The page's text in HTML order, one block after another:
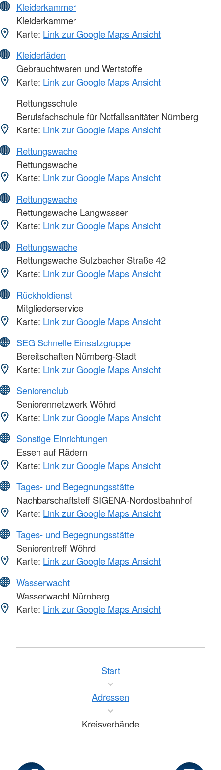
Kleiderkammer
Kleiderkammer
Karte: Link zur Google Maps Ansicht
Kleiderläden
Gebrauchtwaren und Wertstoffe
Karte: Link zur Google Maps Ansicht
Rettungsschule
Berufsfachschule für Notfallsanitäter Nürnberg
Karte: Link zur Google Maps Ansicht
Rettungswache
Rettungswache
Karte: Link zur Google Maps Ansicht
Rettungswache
Rettungswache Langwasser
Karte: Link zur Google Maps Ansicht
Rettungswache
Rettungswache Sulzbacher Straße 42
Karte: Link zur Google Maps Ansicht
Rückholdienst
Mitgliederservice
Karte: Link zur Google Maps Ansicht
SEG Schnelle Einsatzgruppe
Bereitschaften Nürnberg-Stadt
Karte: Link zur Google Maps Ansicht
Seniorenclub
Seniorennetzwerk Wöhrd
Karte: Link zur Google Maps Ansicht
Sonstige Einrichtungen
Essen auf Rädern
Karte: Link zur Google Maps Ansicht
Tages- und Begegnungsstätte
Nachbarschaftsteff SIGENA-Nordostbahnhof
Karte: Link zur Google Maps Ansicht
Tages- und Begegnungsstätte
Seniorentreff Wöhrd
Karte: Link zur Google Maps Ansicht
Wasserwacht
Wasserwacht Nürnberg
Karte: Link zur Google Maps Ansicht
Start
Adressen
Kreisverbände